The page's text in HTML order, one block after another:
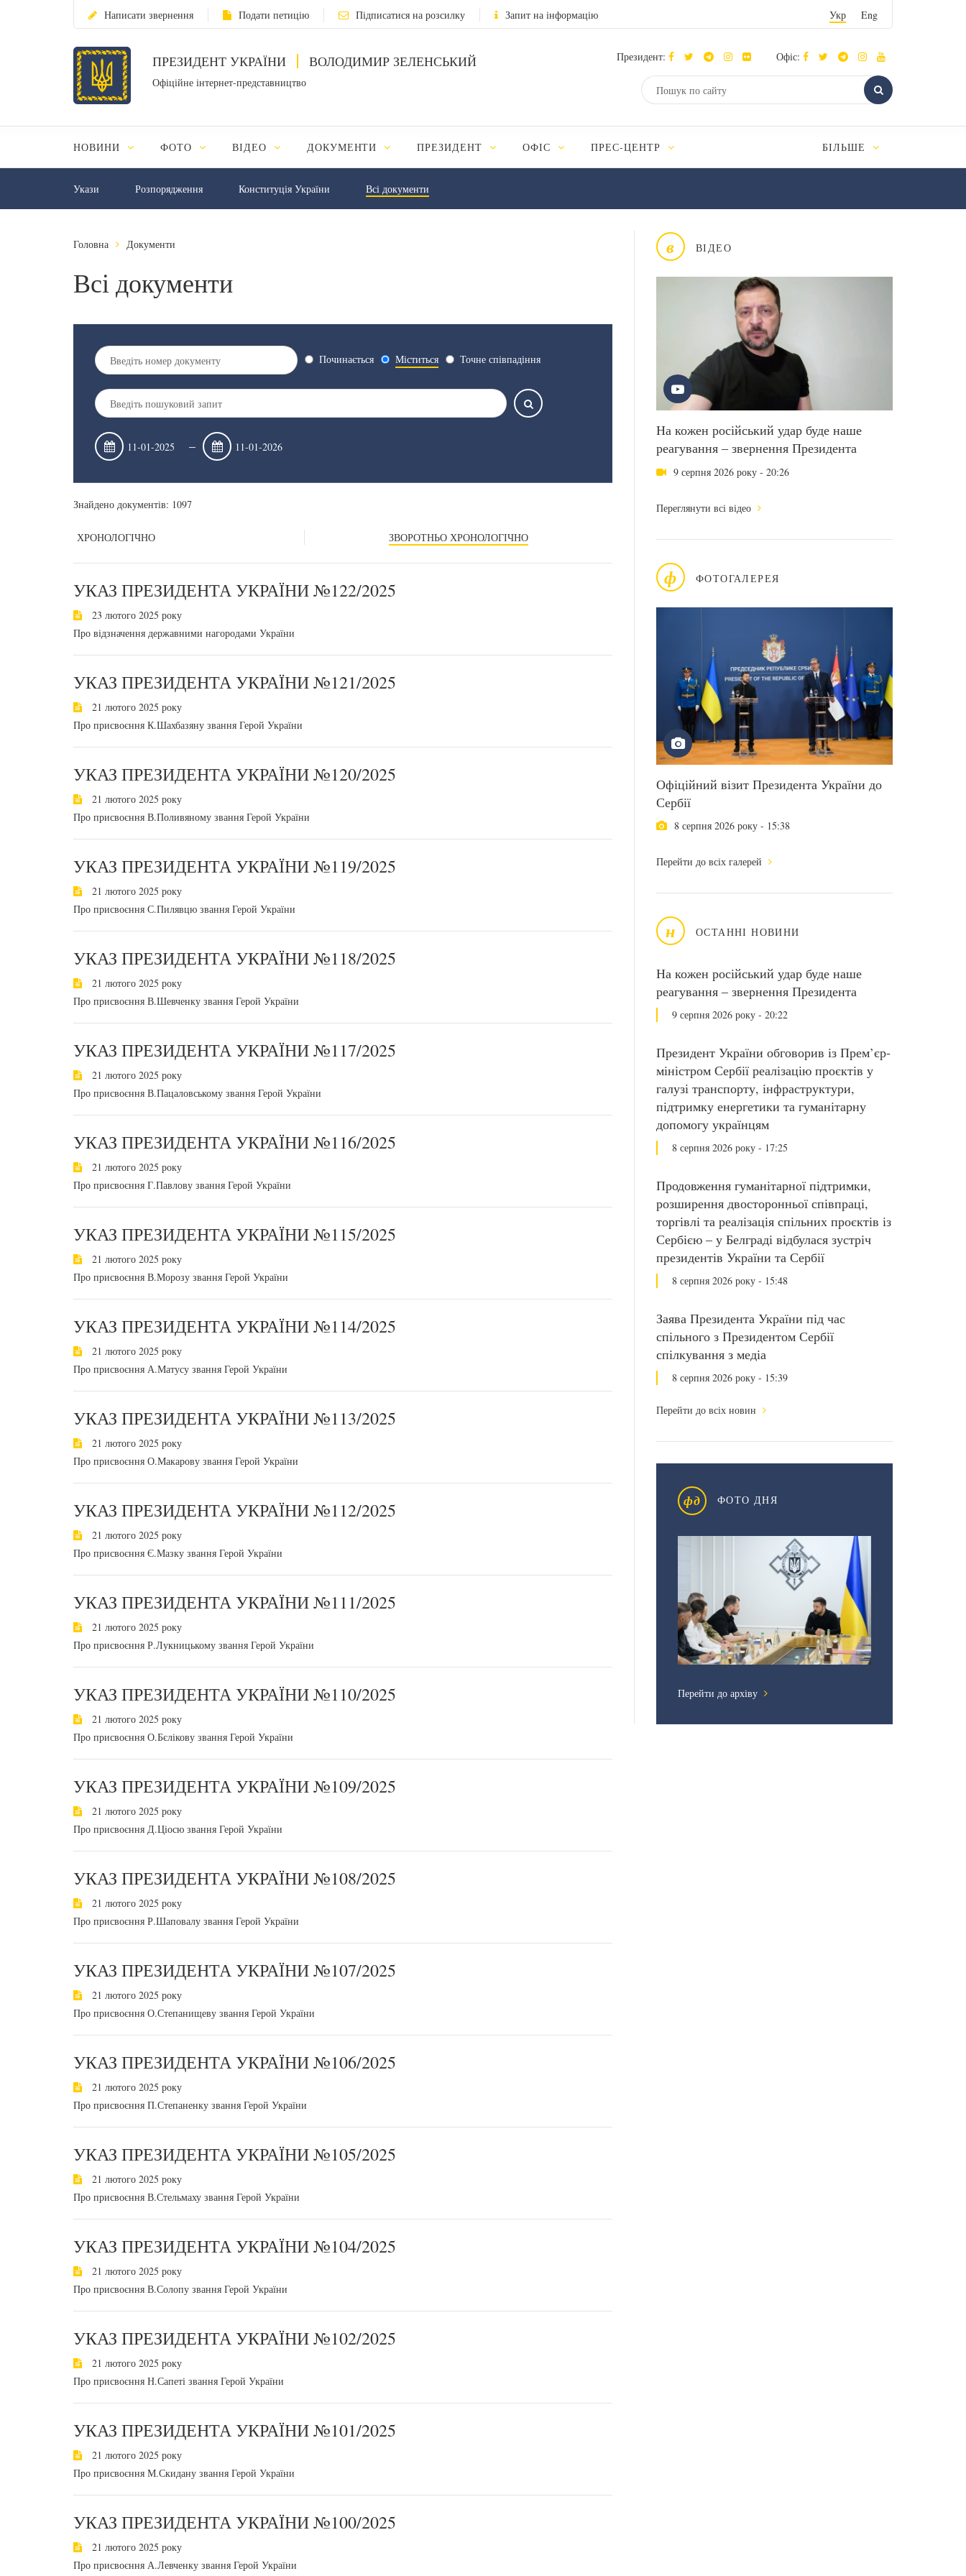
Написати звернення Подати петицію Підписатися на розсилку Запит на інформацію Укр Eng
ПРЕЗИДЕНТ УКРАЇНИ ВОЛОДИМИР ЗЕЛЕНСЬКИЙ
Офіційне інтернет-представництво
Президент: Офіс:
НОВИНИ ФОТО ВІДЕО ДОКУМЕНТИ ПРЕЗИДЕНТ ОФІС ПРЕС-ЦЕНТР БІЛЬШЕ
Укази Розпорядження Конституція України Всі документи
в ВІДЕО
На кожен російський удар буде наше
реагування – звернення Президента
9 серпня 2026 року - 20:26
Переглянути всі відео
ф ФОТОГАЛЕРЕЯ
Офіційний візит Президента України до
Сербії
8 серпня 2026 року - 15:38
Перейти до всіх галерей
н ОСТАННІ НОВИНИ
На кожен російський удар буде наше
реагування – звернення Президента
9 серпня 2026 року - 20:22
Президент України обговорив із Прем’єр-
міністром Сербії реалізацію проєктів у
галузі транспорту, інфраструктури,
підтримку енергетики та гуманітарну
допомогу українцям
8 серпня 2026 року - 17:25
Продовження гуманітарної підтримки,
розширення двосторонньої співпраці,
торгівлі та реалізація спільних проєктів із
Сербією – у Белграді відбулася зустріч
президентів України та Сербії
8 серпня 2026 року - 15:48
Заява Президента України під час
спільного з Президентом Сербії
спілкування з медіа
8 серпня 2026 року - 15:39
Перейти до всіх новин
фд ФОТО ДНЯ
Перейти до архіву
Головна Документи
Всі документи
Починається Міститься Точне співпадіння
–
Знайдено документів: 1097
ХРОНОЛОГІЧНО ЗВОРОТНЬО ХРОНОЛОГІЧНО
УКАЗ ПРЕЗИДЕНТА УКРАЇНИ №122/2025
23 лютого 2025 року
Про відзначення державними нагородами України
УКАЗ ПРЕЗИДЕНТА УКРАЇНИ №121/2025
21 лютого 2025 року
Про присвоєння К.Шахбазяну звання Герой України
УКАЗ ПРЕЗИДЕНТА УКРАЇНИ №120/2025
21 лютого 2025 року
Про присвоєння В.Поливяному звання Герой України
УКАЗ ПРЕЗИДЕНТА УКРАЇНИ №119/2025
21 лютого 2025 року
Про присвоєння С.Пилявцю звання Герой України
УКАЗ ПРЕЗИДЕНТА УКРАЇНИ №118/2025
21 лютого 2025 року
Про присвоєння В.Шевченку звання Герой України
УКАЗ ПРЕЗИДЕНТА УКРАЇНИ №117/2025
21 лютого 2025 року
Про присвоєння В.Пацаловському звання Герой України
УКАЗ ПРЕЗИДЕНТА УКРАЇНИ №116/2025
21 лютого 2025 року
Про присвоєння Г.Павлову звання Герой України
УКАЗ ПРЕЗИДЕНТА УКРАЇНИ №115/2025
21 лютого 2025 року
Про присвоєння В.Морозу звання Герой України
УКАЗ ПРЕЗИДЕНТА УКРАЇНИ №114/2025
21 лютого 2025 року
Про присвоєння А.Матусу звання Герой України
УКАЗ ПРЕЗИДЕНТА УКРАЇНИ №113/2025
21 лютого 2025 року
Про присвоєння О.Макарову звання Герой України
УКАЗ ПРЕЗИДЕНТА УКРАЇНИ №112/2025
21 лютого 2025 року
Про присвоєння Є.Мазку звання Герой України
УКАЗ ПРЕЗИДЕНТА УКРАЇНИ №111/2025
21 лютого 2025 року
Про присвоєння Р.Лукницькому звання Герой України
УКАЗ ПРЕЗИДЕНТА УКРАЇНИ №110/2025
21 лютого 2025 року
Про присвоєння О.Бєлікову звання Герой України
УКАЗ ПРЕЗИДЕНТА УКРАЇНИ №109/2025
21 лютого 2025 року
Про присвоєння Д.Ціосю звання Герой України
УКАЗ ПРЕЗИДЕНТА УКРАЇНИ №108/2025
21 лютого 2025 року
Про присвоєння Р.Шаповалу звання Герой України
УКАЗ ПРЕЗИДЕНТА УКРАЇНИ №107/2025
21 лютого 2025 року
Про присвоєння О.Степанищеву звання Герой України
УКАЗ ПРЕЗИДЕНТА УКРАЇНИ №106/2025
21 лютого 2025 року
Про присвоєння П.Степаненку звання Герой України
УКАЗ ПРЕЗИДЕНТА УКРАЇНИ №105/2025
21 лютого 2025 року
Про присвоєння В.Стельмаху звання Герой України
УКАЗ ПРЕЗИДЕНТА УКРАЇНИ №104/2025
21 лютого 2025 року
Про присвоєння В.Солопу звання Герой України
УКАЗ ПРЕЗИДЕНТА УКРАЇНИ №102/2025
21 лютого 2025 року
Про присвоєння Н.Сапеті звання Герой України
УКАЗ ПРЕЗИДЕНТА УКРАЇНИ №101/2025
21 лютого 2025 року
Про присвоєння М.Скидану звання Герой України
УКАЗ ПРЕЗИДЕНТА УКРАЇНИ №100/2025
21 лютого 2025 року
Про присвоєння А.Левченку звання Герой України